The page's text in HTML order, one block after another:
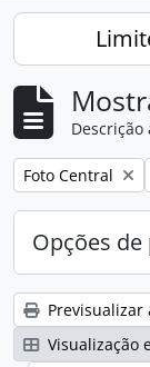
Remover filtro:
Foto Central
Opções de
Previsualizar
Visualização